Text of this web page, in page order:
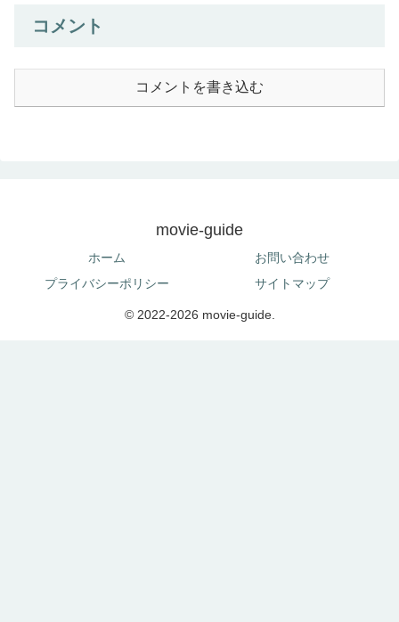
コメント
コメントを書き込む
movie-guide
ホーム
お問い合わせ
プライバシーポリシー
サイトマップ
© 2022-2026 movie-guide.